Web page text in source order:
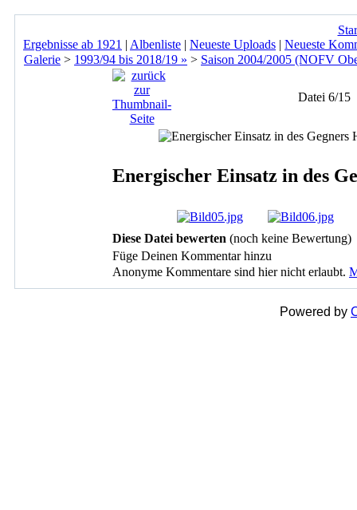
Ergebnisse ab 1921 | Albenliste | Neueste Uploads | Neueste
Galerie > 1993/94 bis 2018/19 » > Saison 2004/2005 (NOFV
Datei 6/15
Energischer Einsatz in des
Diese Datei bewerten (noch keine Bewertung)
Füge Deinen Kommentar hinzu
Anonyme Kommentare sind hier nicht erlaubt.
Powered by